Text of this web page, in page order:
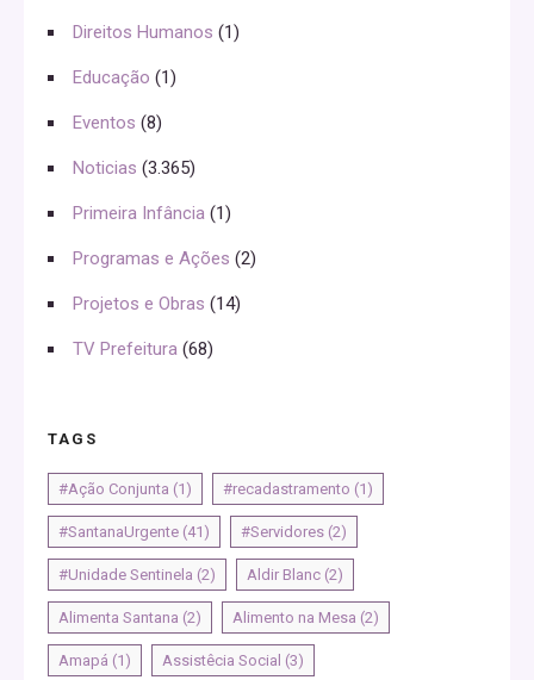
Direitos Humanos (1)
Educação (1)
Eventos (8)
Noticias (3.365)
Primeira Infância (1)
Programas e Ações (2)
Projetos e Obras (14)
TV Prefeitura (68)
TAGS
#Ação Conjunta (1) #recadastramento (1)
#SantanaUrgente (41) #Servidores (2)
#Unidade Sentinela (2) Aldir Blanc (2)
Alimenta Santana (2) Alimento na Mesa (2)
Amapá (1) Assistêcia Social (3)